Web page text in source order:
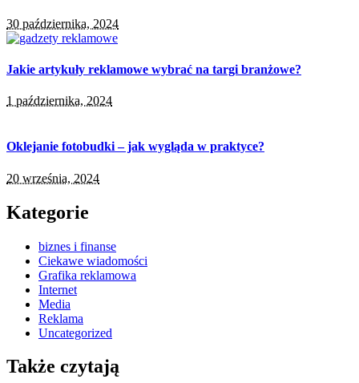
30 października, 2024
Jakie artykuły reklamowe wybrać na targi branżowe?
1 października, 2024
Oklejanie fotobudki – jak wygląda w praktyce?
20 września, 2024
Kategorie
biznes i finanse
Ciekawe wiadomości
Grafika reklamowa
Internet
Media
Reklama
Uncategorized
Także czytają